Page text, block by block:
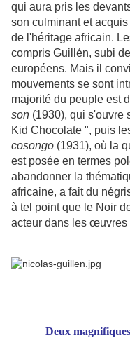
qui aura pris les
son culminant et
de l'héritage africain.
compris Guillén, subi
européens. Mais il
mouvements se sont
majorité du peuple est
son (1930), qui s'ouvre
Kid Chocolate ", puis
cosongo (1931), où la
est posée en termes
abandonner la
africaine, a fait du
à tel point que le Noir
acteur dans les œuvres
Deux